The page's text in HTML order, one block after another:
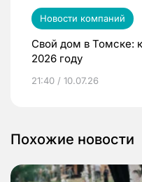
Новости компаний
Свой дом в Томске:
2026 году
21:40 / 10.07.26
Похожие новости